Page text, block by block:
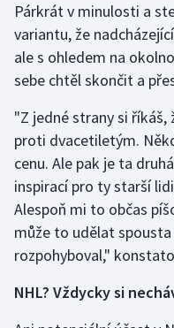
Rychlostní kanoistika
Short track
Sportovní střelba
Stolní tenis
Triatlon
Veslování
Párkrát v minulosti a
variantu, že
ale s ohledem na
sebe chtěl skončit a
"Z jedné strany si říkáš,
proti dvacetiletým.
cenu. Ale pak je ta
inspirací pro ty starší
Alespoň mi to občas
může to udělat
rozpohyboval,"
NHL? Vždycky si